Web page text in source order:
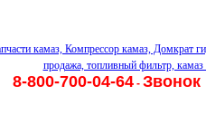
8-800-700-04-64-